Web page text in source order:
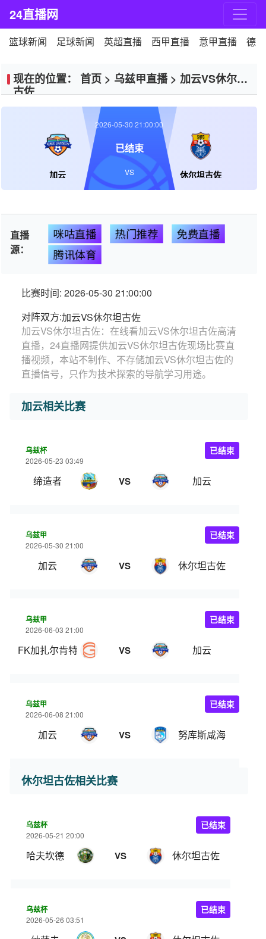
24直播网
篮球新闻 足球新闻 英超直播 西甲直播 意甲直播 德
现在的位置： 首页 > 乌兹甲直播> 加云VS休尔坦
古佐
加云 休尔坦古佐
2026-05-30 21:00:00
已结束
VS
直播
源：
咪咕直播 热门推荐
免费直播
腾讯体育
比赛时间: 2026-05-30 21:00:00
对阵双方:加云VS休尔坦古佐
加云VS休尔坦古佐：在线看加云VS休尔坦古佐高清
直播，24直播网提供加云VS休尔坦古佐现场比赛直
播视频，本站不制作、不存储加云VS休尔坦古佐的
直播信号，只作为技术探索的导航学习用途。
加云相关比赛
乌兹杯
2026-05-23 03:49
缔造者 VS 加云
已结束
乌兹甲
2026-05-30 21:00
加云 VS 休尔坦古佐
已结束
乌兹甲
2026-06-03 21:00
FK加扎尔肯特 VS 加云
已结束
乌兹甲
2026-06-08 21:00
加云 VS 努库斯咸海
已结束
休尔坦古佐相关比赛
乌兹杯
2026-05-21 20:00
哈夫坎德 VS 休尔坦古佐
已结束
乌兹杯
2026-05-26 03:51
已结束